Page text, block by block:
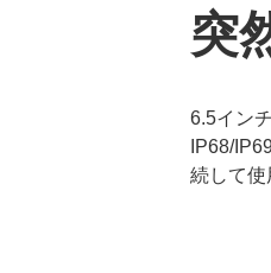
突
6.5イン
IP68/
続して使